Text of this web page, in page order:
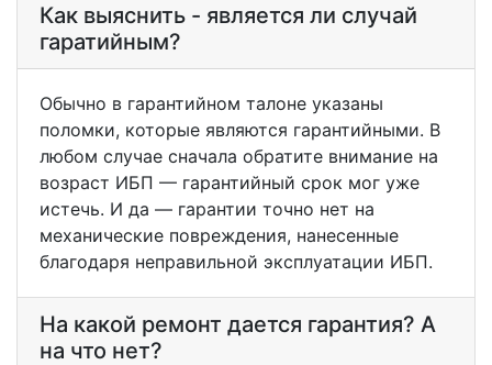
Как выяснить - является ли случай
гаратийным?
Обычно в гарантийном талоне указаны
поломки, которые являются гарантийными. В
любом случае сначала обратите внимание на
возраст ИБП — гарантийный срок мог уже
истечь. И да — гарантии точно нет на
механические повреждения, нанесенные
благодаря неправильной эксплуатации ИБП.
На какой ремонт дается гарантия? А
на что нет?